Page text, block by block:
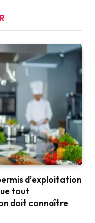
d’exploitation
tout
doit connaître